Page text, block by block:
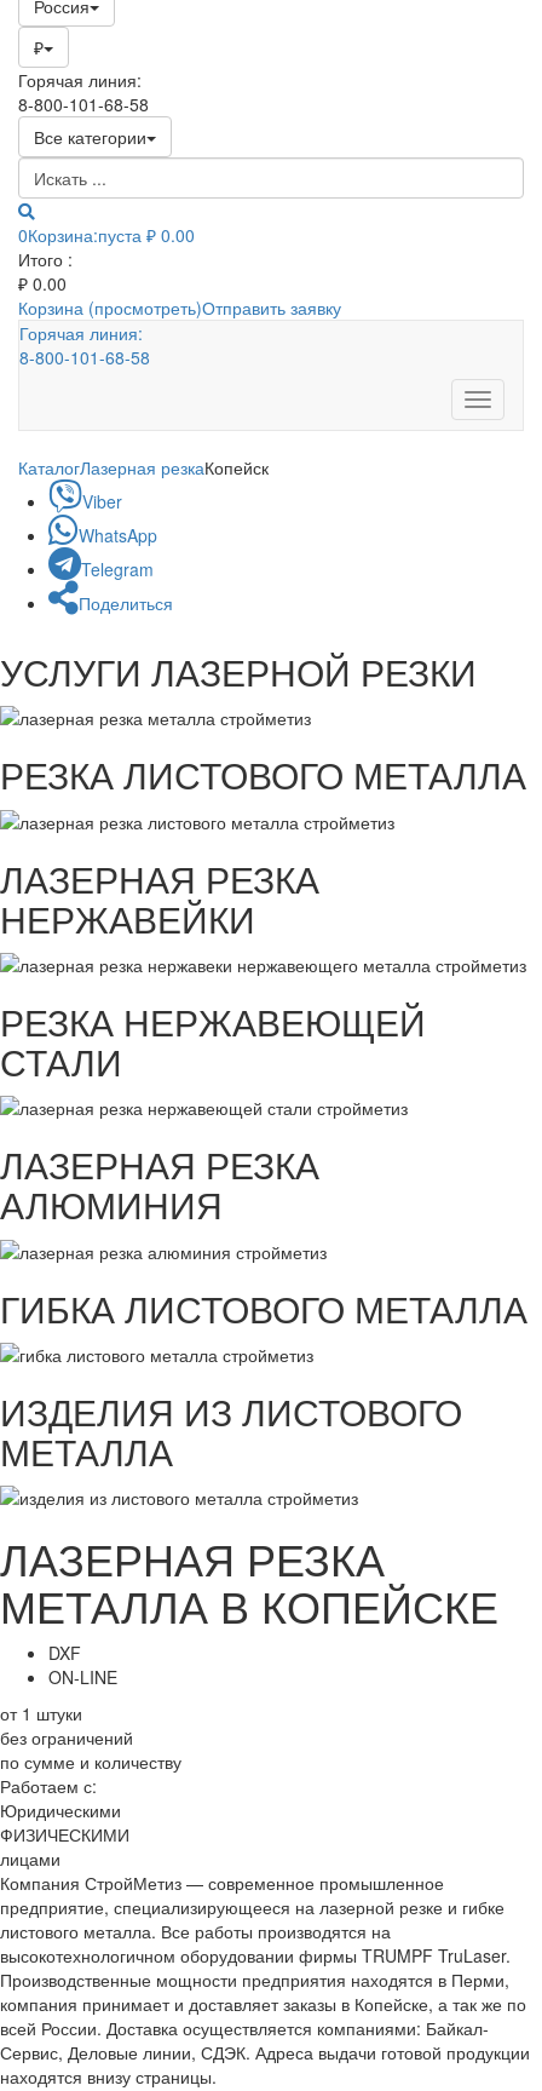
Россия
₽
Горячая линия:
8-800-101-68-58
Все категории
0Корзина:пуста ₽ 0.00
Итого :
₽ 0.00
Корзина (просмотреть)Отправить заявку
Горячая линия:
8-800-101-68-58
Toggle
КаталогЛазерная резкаКопейск
Viber
WhatsApp
Telegram
Поделиться
УСЛУГИ ЛАЗЕРНОЙ РЕЗКИ
РЕЗКА ЛИСТОВОГО МЕТАЛЛА
ЛАЗЕРНАЯ РЕЗКА
НЕРЖАВЕЙКИ
РЕЗКА НЕРЖАВЕЮЩЕЙ
СТАЛИ
ЛАЗЕРНАЯ РЕЗКА
АЛЮМИНИЯ
ГИБКА ЛИСТОВОГО МЕТАЛЛА
ИЗДЕЛИЯ ИЗ ЛИСТОВОГО
МЕТАЛЛА
ЛАЗЕРНАЯ РЕЗКА
МЕТАЛЛА В КОПЕЙСКЕ
DXF
ON-LINE
от 1 штуки
без ограничений
по сумме и количеству
Работаем с:
Юридическими
ФИЗИЧЕСКИМИ
лицами
Компания СтройМетиз — современное промышленное
предприятие, специализирующееся на лазерной резке и гибке
листового металла. Все работы производятся на
высокотехнологичном оборудовании фирмы TRUMPF TruLaser.
Производственные мощности предприятия находятся в Перми,
компания принимает и доставляет заказы в Копейске, а так же по
всей России. Доставка осуществляется компаниями: Байкал-
Сервис, Деловые линии, СДЭК. Адреса выдачи готовой продукции
находятся внизу страницы.